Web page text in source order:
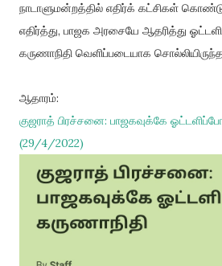
நாடாளுமன்றத்தில் எதிர்க் கட்சிகள்
எதிர்த்து, பாஜக அரசையே ஆதரித்து
கருணாநிதி வெளிப்படையாக
ஆதாரம்:
குஜராத் பிரச்சனை: பாஜகவுக்கே
(29/4/2022)